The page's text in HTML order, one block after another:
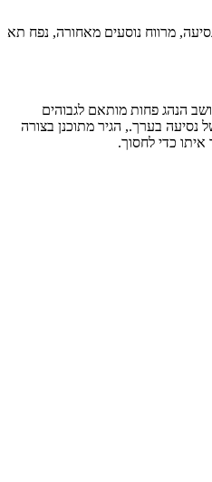
מרווח נוסעים מאחורה, נפח תא
הנהג פחות מותאם לגבוהים
בערך., הגיר מתוכנן בצורה
כדי לחסוך.